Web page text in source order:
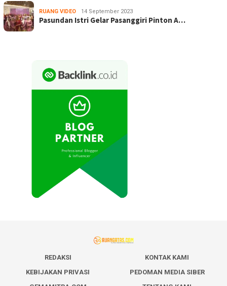
RUANG VIDEO 14 September 2023
Pasundan Istri Gelar Pasanggiri Pinton A…
REDAKSI
KONTAK KAMI
KEBIJAKAN PRIVASI
PEDOMAN MEDIA SIBER